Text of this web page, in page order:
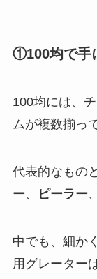
①100均で手
100均には、
ムが複数揃っ
代表的なもの
ー、 ピーラー、
中でも、細か
用グレーター